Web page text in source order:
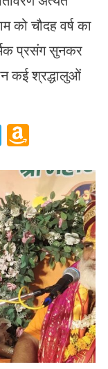
को चौदह वर्ष का
प्रसंग सुनकर
कई श्रद्धालुओं
Telegram
List